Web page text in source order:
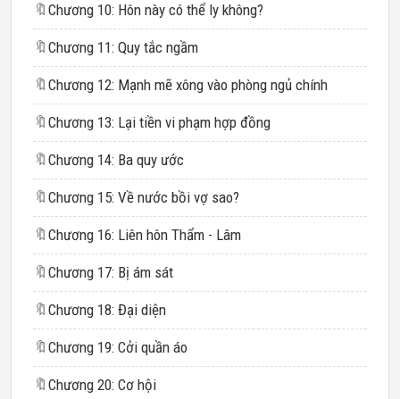
🔖 Chương 10: Hôn này có thể ly không?
🔖 Chương 11: Quy tắc ngầm
🔖 Chương 12: Mạnh mẽ xông vào phòng ngủ chính
🔖 Chương 13: Lại tiền vi phạm hợp đồng
🔖 Chương 14: Ba quy ước
🔖 Chương 15: Về nước bồi vợ sao?
🔖 Chương 16: Liên hôn Thẩm - Lâm
🔖 Chương 17: Bị ám sát
🔖 Chương 18: Đại diện
🔖 Chương 19: Cởi quần áo
🔖 Chương 20: Cơ hội